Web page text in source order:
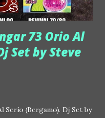
73 Orio Al
Set by Steve
Serio (Bergamo). Dj Set by